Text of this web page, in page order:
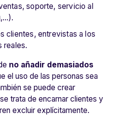
soporte, servicio al
clientes, entrevistas a los
reales.
no añadir demasiados
el uso de las personas sea
se puede crear
trata de encarnar clientes y
excluir explícitamente.